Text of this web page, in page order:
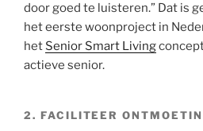
door goed te luisteren.” Dat is
het eerste woonproject in
het Senior Smart Living
actieve senior.
2. FACILITEER